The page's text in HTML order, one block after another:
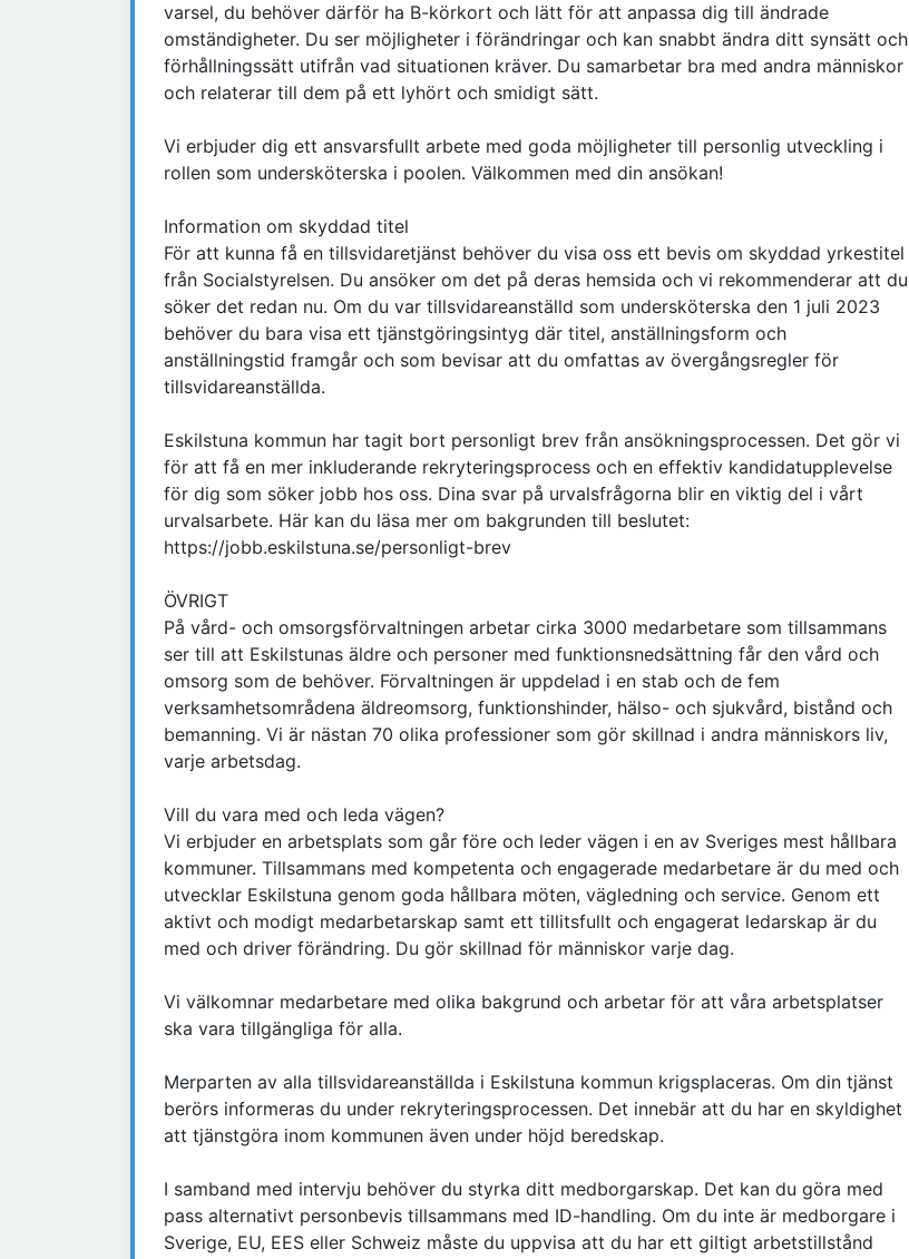
varsel, du behöver därför ha B-körkort och lätt för att anpassa dig till ändrade
omständigheter. Du ser möjligheter i förändringar och kan snabbt ändra ditt synsätt och
förhållningssätt utifrån vad situationen kräver. Du samarbetar bra med andra människor
och relaterar till dem på ett lyhört och smidigt sätt.
Vi erbjuder dig ett ansvarsfullt arbete med goda möjligheter till personlig utveckling i
rollen som undersköterska i poolen. Välkommen med din ansökan!
Information om skyddad titel
För att kunna få en tillsvidaretjänst behöver du visa oss ett bevis om skyddad yrkestitel
från Socialstyrelsen. Du ansöker om det på deras hemsida och vi rekommenderar att du
söker det redan nu. Om du var tillsvidareanställd som undersköterska den 1 juli 2023
behöver du bara visa ett tjänstgöringsintyg där titel, anställningsform och
anställningstid framgår och som bevisar att du omfattas av övergångsregler för
tillsvidareanställda.
Eskilstuna kommun har tagit bort personligt brev från ansökningsprocessen. Det gör vi
för att få en mer inkluderande rekryteringsprocess och en effektiv kandidatupplevelse
för dig som söker jobb hos oss. Dina svar på urvalsfrågorna blir en viktig del i vårt
urvalsarbete. Här kan du läsa mer om bakgrunden till beslutet:
https://jobb.eskilstuna.se/personligt-brev
ÖVRIGT
På vård- och omsorgsförvaltningen arbetar cirka 3000 medarbetare som tillsammans
ser till att Eskilstunas äldre och personer med funktionsnedsättning får den vård och
omsorg som de behöver. Förvaltningen är uppdelad i en stab och de fem
verksamhetsområdena äldreomsorg, funktionshinder, hälso- och sjukvård, bistånd och
bemanning. Vi är nästan 70 olika professioner som gör skillnad i andra människors liv,
varje arbetsdag.
Vill du vara med och leda vägen?
Vi erbjuder en arbetsplats som går före och leder vägen i en av Sveriges mest hållbara
kommuner. Tillsammans med kompetenta och engagerade medarbetare är du med och
utvecklar Eskilstuna genom goda hållbara möten, vägledning och service. Genom ett
aktivt och modigt medarbetarskap samt ett tillitsfullt och engagerat ledarskap är du
med och driver förändring. Du gör skillnad för människor varje dag.
Vi välkomnar medarbetare med olika bakgrund och arbetar för att våra arbetsplatser
ska vara tillgängliga för alla.
Merparten av alla tillsvidareanställda i Eskilstuna kommun krigsplaceras. Om din tjänst
berörs informeras du under rekryteringsprocessen. Det innebär att du har en skyldighet
att tjänstgöra inom kommunen även under höjd beredskap.
I samband med intervju behöver du styrka ditt medborgarskap. Det kan du göra med
pass alternativt personbevis tillsammans med ID-handling. Om du inte är medborgare i
Sverige, EU, EES eller Schweiz måste du uppvisa att du har ett giltigt arbetstillstånd